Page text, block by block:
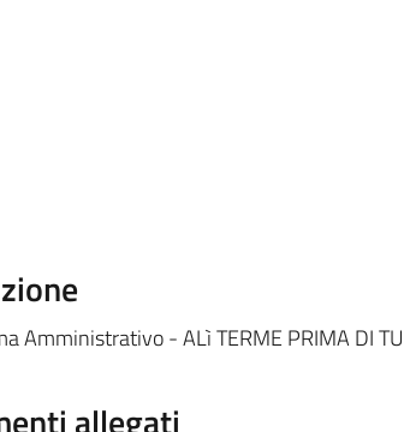
Amministrativo - ALì TERME PRIMA DI